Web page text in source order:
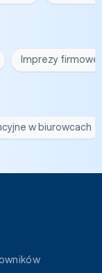
Imprezy firmowe
w biurowcach